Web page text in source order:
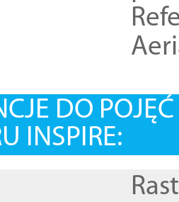
DO
INSPIRE: